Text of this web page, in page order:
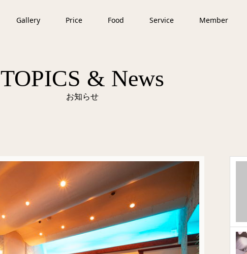
Gallery Price Food Service Member
TOPICS & News
お知らせ